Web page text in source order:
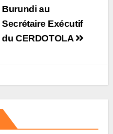
Burundi au
Secrétaire Exécutif
du CERDOTOLA